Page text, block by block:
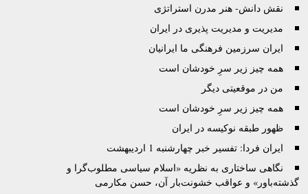
نقش دانش- هنر مدرن استراتژی
مدیریت و مدیریت پذیری در ایران
ایران سرزمین فرهنگی ما ایرانیان
همه چیز زیر سرِ خودشان است
من در موقعیتی دیگر
همه چیز زیر سرِ خودشان است
ظهور طبقه نوکیسه در ایران
ایران فردا: تفسیر خبر چهارشنبه 1 اردیبهشت
نگاهی ساختاری به نظریه «اسلام سیاسی مطلوب‌گرا و
گذشته‌باور» و عواقب خشونت‌بار آن، حسن مکارمی